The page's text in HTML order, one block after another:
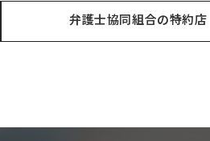
弁護士協同組合の特約店